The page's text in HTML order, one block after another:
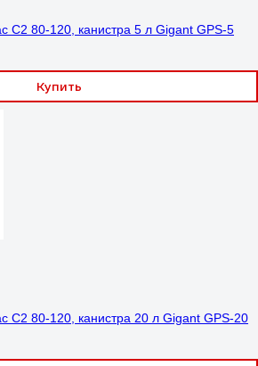
С2 80-120, канистра 5 л Gigant GPS-5
Купить
С2 80-120, канистра 20 л Gigant GPS-20